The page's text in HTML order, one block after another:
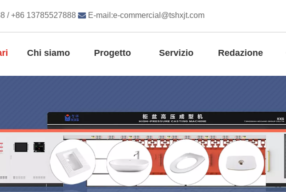
/ +86 13785527888  E-mail:e-commercial@tshxjt.com
Chi siamo Progetto Servizio Redazione